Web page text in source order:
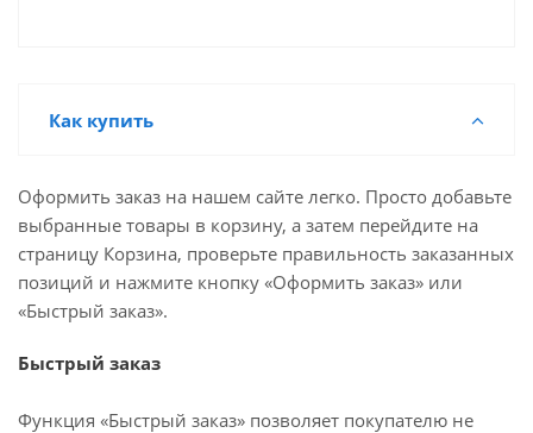
Как купить
Оформить заказ на нашем сайте легко. Просто добавьте
выбранные товары в корзину, а затем перейдите на
страницу Корзина, проверьте правильность заказанных
позиций и нажмите кнопку «Оформить заказ» или
«Быстрый заказ».
Быстрый заказ
Функция «Быстрый заказ» позволяет покупателю не